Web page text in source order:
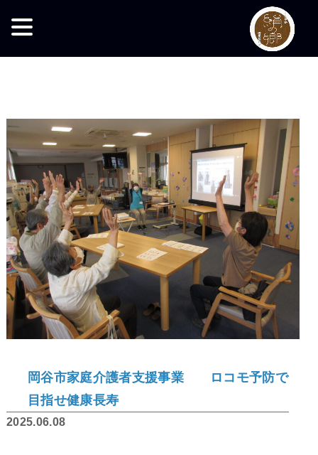
岡谷市家庭介護者支援事業 ロコモ予防で
目指せ健康長寿
2025.06.08